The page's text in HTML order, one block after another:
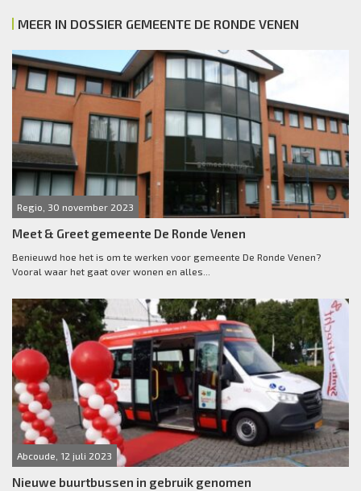
MEER IN DOSSIER GEMEENTE DE RONDE VENEN
Regio, 30 november 2023
Meet & Greet gemeente De Ronde Venen
Benieuwd hoe het is om te werken voor gemeente De Ronde Venen?
Vooral waar het gaat over wonen en alles...
Abcoude, 12 juli 2023
Nieuwe buurtbussen in gebruik genomen